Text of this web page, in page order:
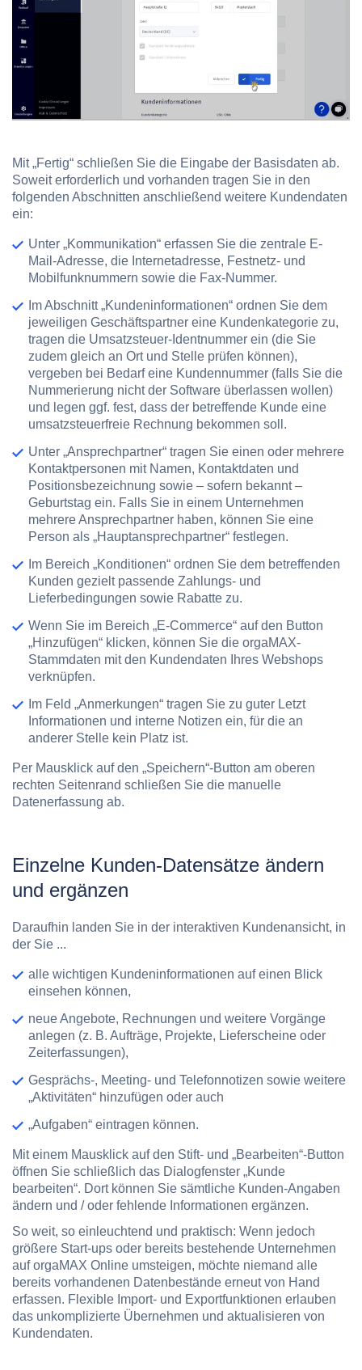
Mit „Fertig“ schließen Sie die Eingabe der Basisdaten ab.
Soweit erforderlich und vorhanden tragen Sie in den
folgenden Abschnitten anschließend weitere Kundendaten
ein:
Unter „Kommunikation“ erfassen Sie die zentrale E-
Mail-Adresse, die Internetadresse, Festnetz- und
Mobilfunknummern sowie die Fax-Nummer.
Im Abschnitt„Kundeninformationen“ ordnen Sie dem
jeweiligen Geschäftspartner eine Kundenkategorie zu,
tragen die Umsatzsteuer-Identnummer ein (die Sie
zudem gleich an Ort und Stelle prüfen können),
vergeben bei Bedarf eine Kundennummer (falls Sie die
Nummerierung nicht der Software überlassen wollen)
und legen ggf. fest, dass der betreffende Kunde eine
umsatzsteuerfreie Rechnung bekommen soll.
Unter „Ansprechpartner“ tragen Sie einen oder mehrere
Kontaktpersonen mit Namen, Kontaktdaten und
Positionsbezeichnung sowie – sofern bekannt –
Geburtstag ein. Falls Sie in einem Unternehmen
mehrere Ansprechpartner haben, können Sie eine
Person als „Hauptansprechpartner“ festlegen.
Im Bereich „Konditionen“ ordnen Sie dem betreffenden
Kunden gezielt passende Zahlungs- und
Lieferbedingungen sowie Rabatte zu.
Wenn Sie im Bereich „E-Commerce“ auf den Button
„Hinzufügen“ klicken, können Sie die orgaMAX-
Stammdaten mit den Kundendaten Ihres Webshops
verknüpfen.
Im Feld „Anmerkungen“ tragen Sie zu guter Letzt
Informationen und interne Notizen ein, für die an
anderer Stelle kein Platz ist.
Per Mausklick auf den „Speichern“-Button am oberen
rechten Seitenrand schließen Sie die manuelle
Datenerfassung ab.
Einzelne Kunden-Datensätze ändern
und ergänzen
Daraufhin landen Sie in der interaktiven Kundenansicht, in
der Sie ...
alle wichtigen Kundeninformationen auf einen Blick
einsehen können,
neue Angebote, Rechnungen und weitere Vorgänge
anlegen (z. B. Aufträge, Projekte, Lieferscheine oder
Zeiterfassungen),
Gesprächs-, Meeting- und Telefonnotizen sowie weitere
„Aktivitäten“ hinzufügen oder auch
„Aufgaben“ eintragen können.
Mit einem Mausklick auf den Stift- und „Bearbeiten“-Button
öffnen Sie schließlich das Dialogfenster „Kunde
bearbeiten“. Dort können Sie sämtliche Kunden-Angaben
ändern und / oder fehlende Informationen ergänzen.
So weit, so einleuchtend und praktisch: Wenn jedoch
größere Start-ups oder bereits bestehende Unternehmen
auf orgaMAX Online umsteigen, möchte niemand alle
bereits vorhandenen Datenbestände erneut von Hand
erfassen. Flexible Import- und Exportfunktionen erlauben
das unkomplizierte Übernehmen und aktualisieren von
Kundendaten.